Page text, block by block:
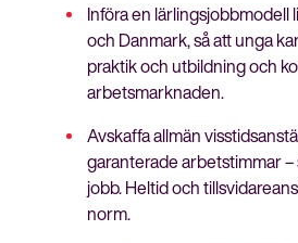
Införa en lärlingsjobbmodell
och Danmark, så att unga
praktik och utbildning och
arbetsmarknaden.
Avskaffa allmän
garanterade arbetstimmar –
jobb. Heltid och
norm.